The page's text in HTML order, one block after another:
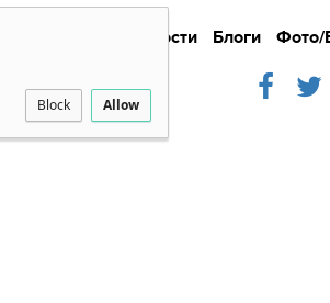
Block Allow
Новости Блоги Фото/